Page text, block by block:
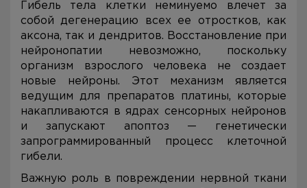
Гибель тела клетки неминуемо влечет за
собой дегенерацию всех ее отростков, как
аксона, так и дендритов. Восстановление при
нейронопатии невозможно, поскольку
организм взрослого человека не создает
новые нейроны. Этот механизм является
ведущим для препаратов платины, которые
накапливаются в ядрах сенсорных нейронов
и запускают апоптоз — генетически
запрограммированный процесс клеточной
гибели.
Важную роль в повреждении нервной ткани